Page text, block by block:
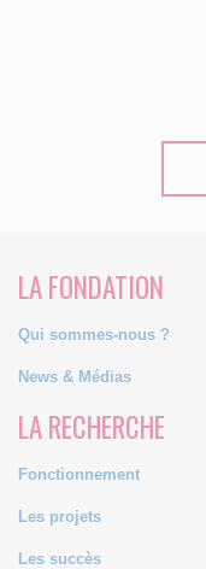
LA FONDATION
Qui sommes-nous ?
News & Médias
LA RECHERCHE
Fonctionnement
Les projets
Les succès